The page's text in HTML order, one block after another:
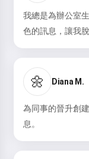
我總是為辦公室
色的訊息，讓我脫
🌼 Diana M.
為同事的晉升創
息。